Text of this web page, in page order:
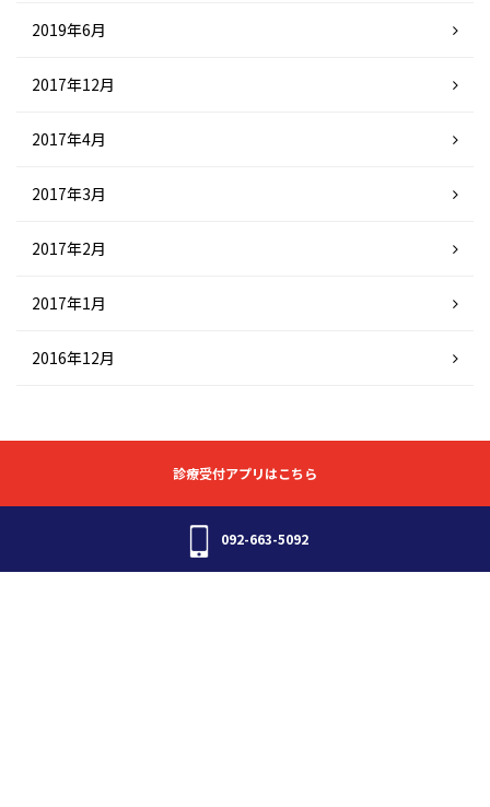
2019年6月
2017年12月
2017年4月
2017年3月
2017年2月
2017年1月
2016年12月
診療受付アプリはこちら
092-663-5092